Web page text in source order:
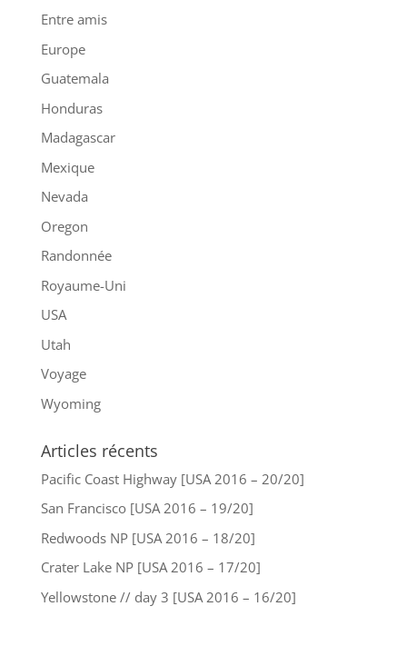
Entre amis
Europe
Guatemala
Honduras
Madagascar
Mexique
Nevada
Oregon
Randonnée
Royaume-Uni
USA
Utah
Voyage
Wyoming
Articles récents
Pacific Coast Highway [USA 2016 – 20/20]
San Francisco [USA 2016 – 19/20]
Redwoods NP [USA 2016 – 18/20]
Crater Lake NP [USA 2016 – 17/20]
Yellowstone // day 3 [USA 2016 – 16/20]